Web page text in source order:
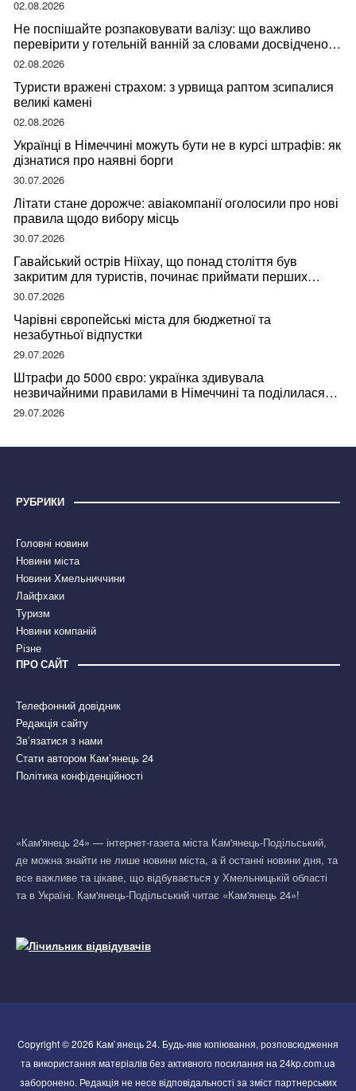
02.08.2026
Не поспішайте розпаковувати валізу: що важливо
перевірити у готельній ванній за словами досвідченої
мандрівниці
02.08.2026
Туристи вражені страхом: з урвища раптом зсипалися
великі камені
02.08.2026
Українці в Німеччині можуть бути не в курсі штрафів: як
дізнатися про наявні борги
30.07.2026
Літати стане дорожче: авіакомпанії оголосили про нові
правила щодо вибору місць
30.07.2026
Гавайський острів Ніїхау, що понад століття був
закритим для туристів, починає приймати перших
відвідувачів
30.07.2026
Чарівні європейські міста для бюджетної та
незабутньої відпустки
29.07.2026
Штрафи до 5000 євро: українка здивувала
незвичайними правилами в Німеччині та поділилася
правдою
29.07.2026
РУБРИКИ
Головні новини
Новини міста
Новини Хмельниччини
Лайфхаки
Туризм
Новини компаній
Різне
ПРО САЙТ
Телефонний довідник
Редакція сайту
Зв’язатися з нами
Стати автором Кам’янець 24
Політика конфіденційності
«Кам'янець 24» — інтернет-газета міста Кам'янець-Подільський,
де можна знайти не лише новини міста, а й останні новини дня, та
все важливе та цікаве, що відбувається у Хмельницькій області
та в Україні. Кам'янець-Подільський читає «Кам'янець 24»!
Copyright © 2026 Кам`янець 24. Будь-яке копіювання, розповсюдження
та використання матеріалів без активного посилання на 24kp.com.ua
заборонено. Редакція не несе відповідальності за зміст партнерських